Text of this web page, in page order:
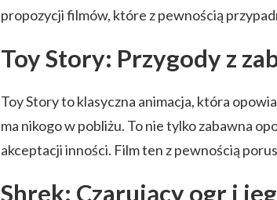
propozycji filmów, które z pewnością
Toy Story: Przygody z
Toy Story to klasyczna animacja, która
ma nikogo w pobliżu. To nie tylko zabawna
akceptacji inności. Film ten z pewnością
Shrek: Czarujący ogr i